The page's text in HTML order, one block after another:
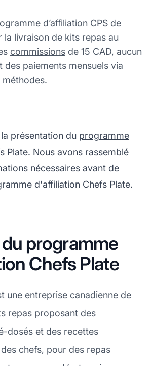
d’affiliation CPS de
la livraison de kits repas au
commissions de 15 CAD, aucun
des paiements mensuels via
méthodes.
présentation du programme
Plate. Nous avons rassemblé
nécessaires avant de
d'affiliation Chefs Plate.
programme
Chefs Plate
une entreprise canadienne de
repas proposant des
dosés et des recettes
chefs, pour des repas